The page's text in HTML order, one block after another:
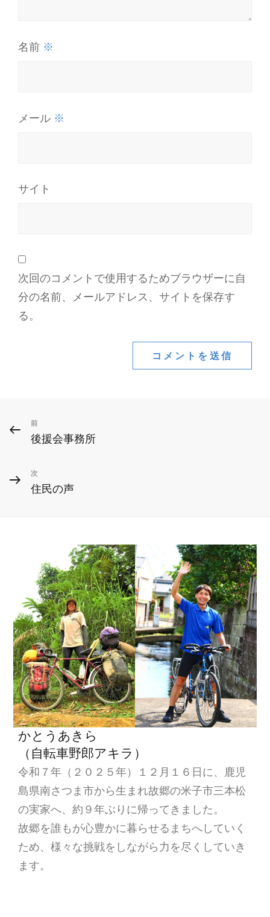
名前 ※
メール ※
サイト
次回のコメントで使用するためブラウザーに自
分の名前、メールアドレス、サイトを保存す
る。
投
稿
ナ
ビ
ン
前
の
稿
前
後援会事務所
次
の
次
住民の声
かとうあきら
（自転車野郎アキラ）
令和７年（２０２５年）１２月１６日に、鹿児
島県南さつま市から生まれ故郷の米子市三本松
の実家へ、約９年ぶりに帰ってきました。
故郷を誰もが心豊かに暮らせるまちへしていく
ため、様々な挑戦をしながら力を尽くしていき
ます。